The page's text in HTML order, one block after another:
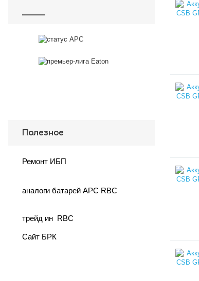
Полезное
Ремонт ИБП
аналоги батарей APC RBC
трейд ин RBC
Сайт БРК